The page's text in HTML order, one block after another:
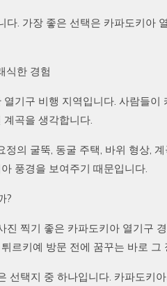
다. 가장 좋은 선택은 카파도키아
식한 경험
기구 비행 지역입니다. 사람들
곡을 생각합니다.
의 굴뚝, 동굴 주택, 바위 형상,
풍경을 보여주기 때문입니다.
?
진 찍기 좋은 카파도키아 열기구
르키예 방문 전에 꿈꾸는 바로 그
선택지 중 하나입니다. 카파도키